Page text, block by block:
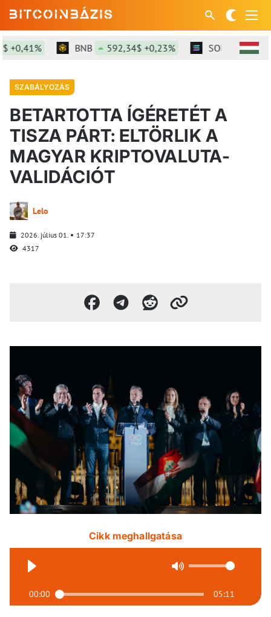
BNB 592,34$ +0,23% SOL 73,86$
SZABÁLYOZÁS
BETARTOTTA ÍGÉRETÉT A
TISZA PÁRT: ELTÖRLIK A
MAGYAR KRIPTOVALUTA-
VALIDÁCIÓT
Lelo
2026. július 01.
17:37
4317
Cikk meghallgatása
00:00 05:11